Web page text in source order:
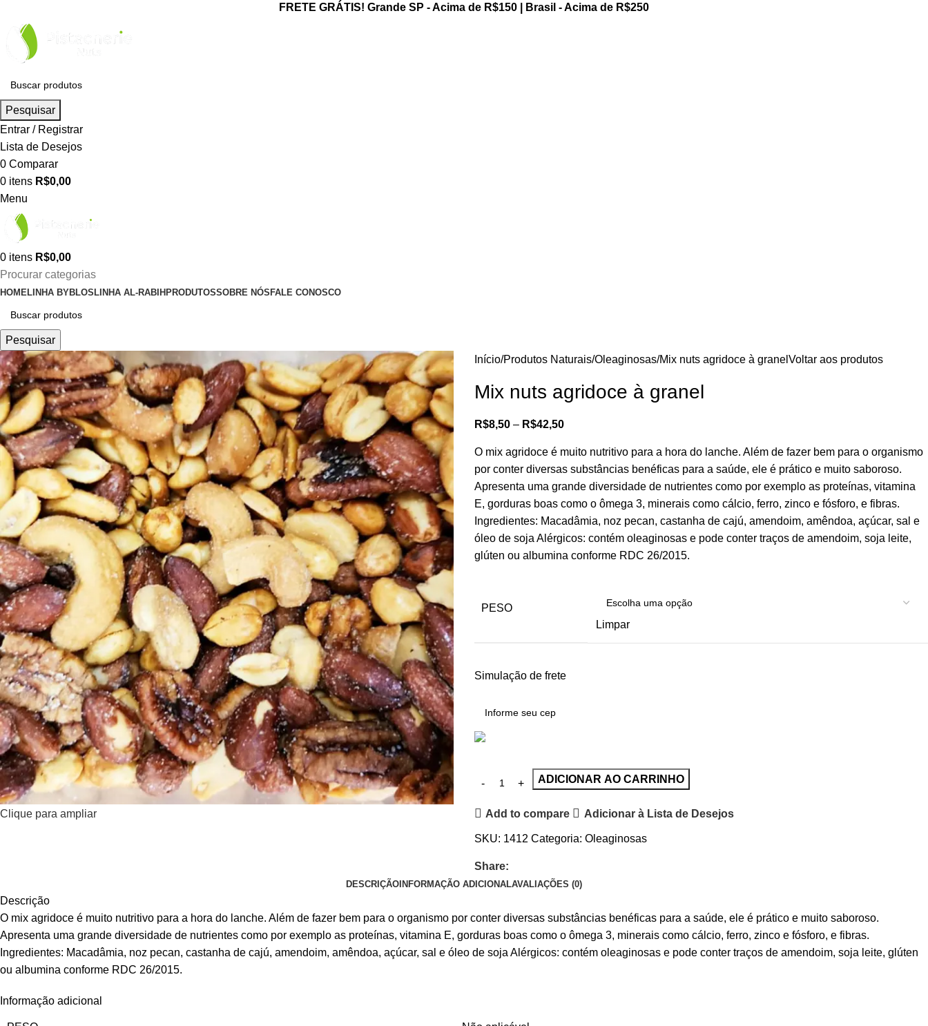
FRETE GRÁTIS! Grande SP - Acima de R$150 | Brasil - Acima de R$250
Pesquisar
Entrar / Registrar
Lista de Desejos
0 Comparar
0 itens R$0,00
Menu
0 itens R$0,00
Procurar categorias
HOMELINHA BYBLOS LINHA AL-RABIH PRODUTOSSOBRE NÓS FALE CONOSCO
Pesquisar
Clique para ampliar
Início Produtos Naturais Oleaginosas Mix nuts agridoce à granel Voltar aos produtos
Mix nuts agridoce à granel
R$8,50 – R$42,50
O mix agridoce é muito nutritivo para a hora do lanche. Além de fazer bem para o organismo
por conter diversas substâncias benéficas para a saúde, ele é prático e muito saboroso.
Apresenta uma grande diversidade de nutrientes como por exemplo as proteínas, vitamina
E, gorduras boas como o ômega 3, minerais como cálcio, ferro, zinco e fósforo, e fibras.
Ingredientes: Macadâmia, noz pecan, castanha de cajú, amendoim, amêndoa, açúcar, sal e
óleo de soja Alérgicos: contém oleaginosas e pode conter traços de amendoim, soja leite,
glúten ou albumina conforme RDC 26/2015.
PESO
Limpar
Simulação de frete
ADICIONAR AO CARRINHO
Add to compare Adicionar à Lista de Desejos
SKU: 1412 Categoria: Oleaginosas
Share:
DESCRIÇÃO INFORMAÇÃO ADICIONALAVALIAÇÕES (0)
Descrição
O mix agridoce é muito nutritivo para a hora do lanche. Além de fazer bem para o organismo por conter diversas substâncias benéficas para a saúde, ele é prático e muito saboroso.
Apresenta uma grande diversidade de nutrientes como por exemplo as proteínas, vitamina E, gorduras boas como o ômega 3, minerais como cálcio, ferro, zinco e fósforo, e fibras.
Ingredientes: Macadâmia, noz pecan, castanha de cajú, amendoim, amêndoa, açúcar, sal e óleo de soja Alérgicos: contém oleaginosas e pode conter traços de amendoim, soja leite, glúten
ou albumina conforme RDC 26/2015.
Informação adicional